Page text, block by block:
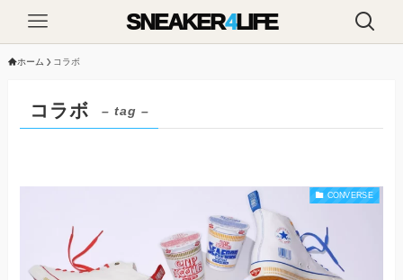
SNEAKER4LIFE
ホーム コラボ
コラボ – tag –
CONVERSE